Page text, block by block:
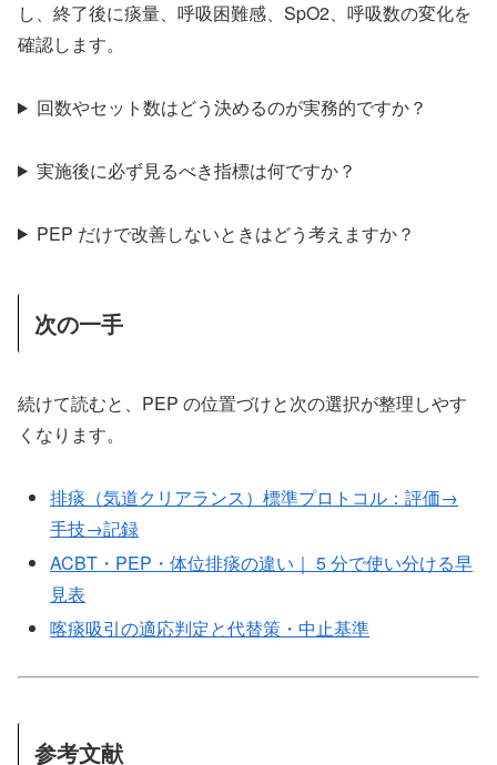
し、終了後に痰量、呼吸困難感、SpO2、呼吸数の変化を
確認します。
回数やセット数はどう決めるのが実務的ですか？
実施後に必ず見るべき指標は何ですか？
PEP だけで改善しないときはどう考えますか？
次の一手
続けて読むと、PEP の位置づけと次の選択が整理しやす
くなります。
排痰（気道クリアランス）標準プロトコル：評価→
手技→記録
ACBT・PEP・体位排痰の違い｜ 5 分で使い分ける早
見表
喀痰吸引の適応判定と代替策・中止基準
参考文献